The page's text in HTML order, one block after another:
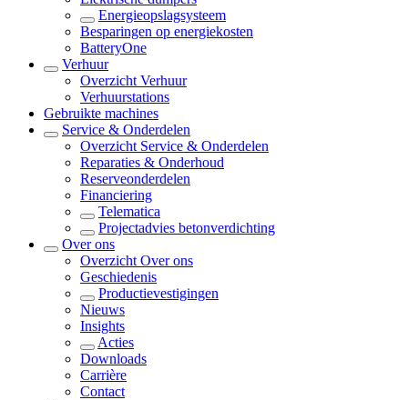
Energieopslagsysteem
Besparingen op energiekosten
BatteryOne
Verhuur
Overzicht Verhuur
Verhuurstations
Gebruikte machines
Service & Onderdelen
Overzicht Service & Onderdelen
Reparaties & Onderhoud
Reserveonderdelen
Financiering
Telematica
Projectadvies betonverdichting
Over ons
Overzicht Over ons
Geschiedenis
Productievestigingen
Nieuws
Insights
Acties
Downloads
Carrière
Contact